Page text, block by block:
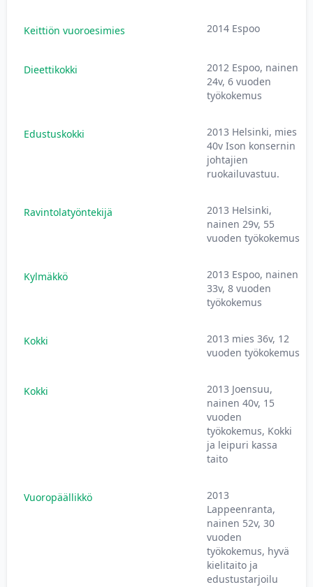
Keittiön vuoroesimies 2014 Espoo
Dieettikokki
2012 Espoo, nainen
24v, 6 vuoden
työkokemus
Edustuskokki
2013 Helsinki, mies
40v Ison konsernin
johtajien
ruokailuvastuu.
Ravintolatyöntekijä
2013 Helsinki,
nainen 29v, 55
vuoden työkokemus
Kylmäkkö
2013 Espoo, nainen
33v, 8 vuoden
työkokemus
Kokki
2013 mies 36v, 12
vuoden työkokemus
Kokki
2013 Joensuu,
nainen 40v, 15
vuoden
työkokemus, Kokki
ja leipuri kassa
taito
Vuoropäällikkö
2013
Lappeenranta,
nainen 52v, 30
vuoden
työkokemus, hyvä
kielitaito ja
edustustarjoilu